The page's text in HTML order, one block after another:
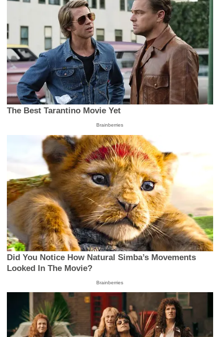
The Best Tarantino Movie Yet
Brainberries
Did You Notice How Natural Simba’s Movements
Looked In The Movie?
Brainberries